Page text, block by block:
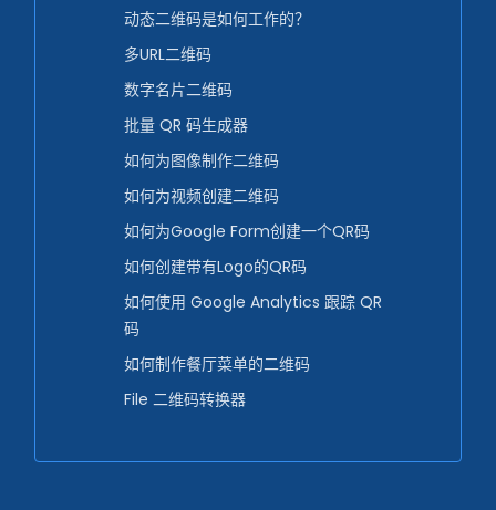
动态二维码是如何工作的？
多URL二维码
数字名片二维码
批量 QR 码生成器
如何为图像制作二维码
如何为视频创建二维码
如何为Google Form创建一个QR码
如何创建带有Logo的QR码
如何使用 Google Analytics 跟踪 QR
码
如何制作餐厅菜单的二维码
File 二维码转换器